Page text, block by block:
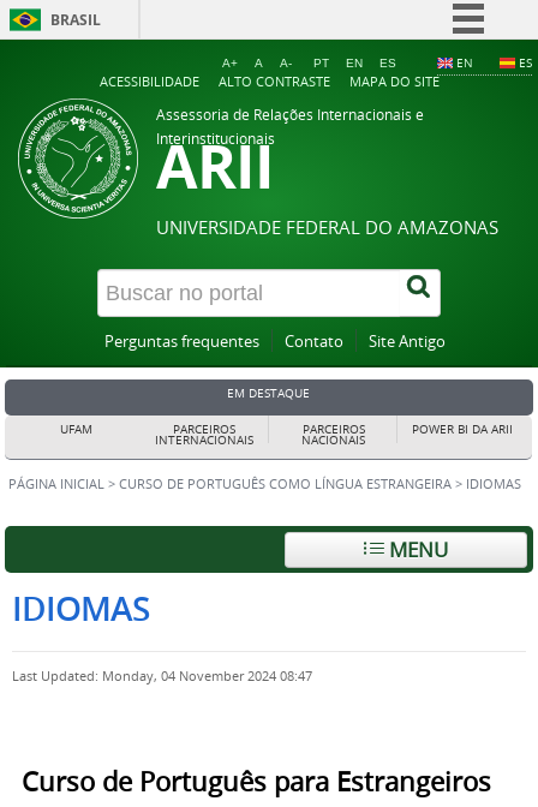
BRASIL
Simplifique!
EN ES
ACESSIBILIDADE ALTO CONTRASTE MAPA DO SITE
A+ A A- PT EN ES
Assessoria de Relações Internacionais e
Interinstitucionais
ARII
UNIVERSIDADE FEDERAL DO AMAZONAS
Perguntas frequentes Contato Site Antigo
EM DESTAQUE
UFAM PARCEIROS
INTERNACIONAIS
PARCEIROS
NACIONAIS
POWER BI DA ARII
PÁGINA INICIAL > CURSO DE PORTUGUÊS COMO LÍNGUA ESTRANGEIRA > IDIOMAS
MENU
IDIOMAS
Last Updated: Monday, 04 November 2024 08:47
Curso de Português para Estrangeiros